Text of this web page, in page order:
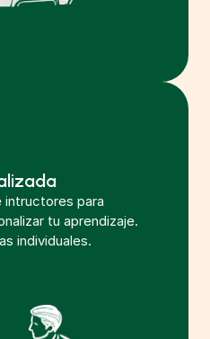
intructores para
tu aprendizaje.
individuales.